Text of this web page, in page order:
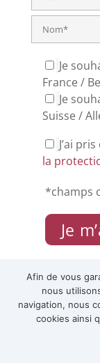
Je
France /
Je
Suisse /
J’ai
la
*champs
Afin de vous
nous
navigation, nous
cookies ainsi